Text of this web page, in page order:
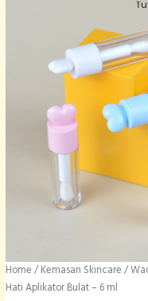
Home /Kemasan Skincare /
Hati Aplikator Bulat – 6 ml